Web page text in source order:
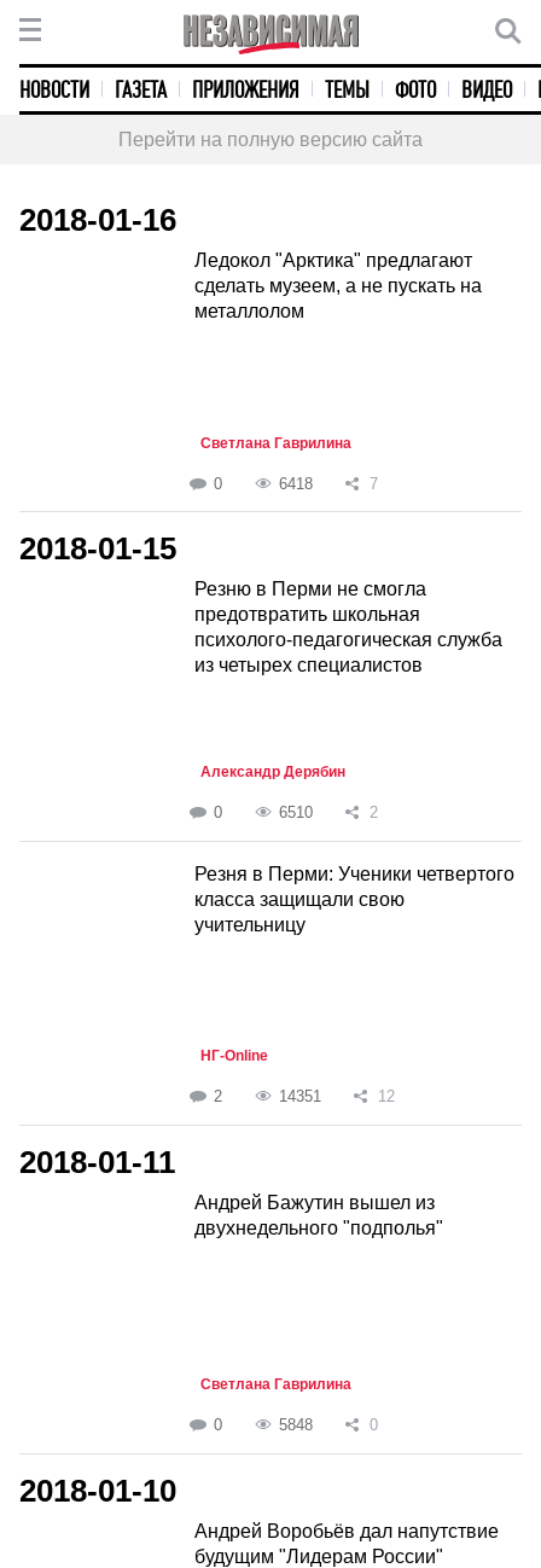
НОВОСТИ ГАЗЕТА ПРИЛОЖЕНИЯ ТЕМЫ ФОТО ВИДЕО
Перейти на полную версию сайта
2018-01-16
Ледокол "Арктика" предлагают
сделать музеем, а не пускать на
металлолом
Светлана Гаврилина
0 6418 7
2018-01-15
Резню в Перми не смогла
предотвратить школьная
психолого-педагогическая служба
из четырех специалистов
Александр Дерябин
0 6510 2
Резня в Перми: Ученики четвертого
класса защищали свою
учительницу
НГ-Online
2 14351 12
2018-01-11
Андрей Бажутин вышел из
двухнедельного "подполья"
Светлана Гаврилина
0 5848 0
2018-01-10
Андрей Воробьёв дал напутствие
будущим "Лидерам России"